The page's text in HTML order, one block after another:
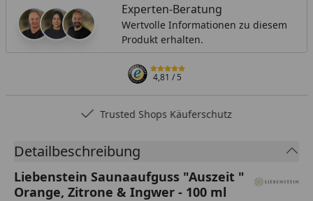
Experten-Beratung
Wertvolle Informationen zu diesem
Produkt erhalten.
4,81/ 5
Trusted Shops Käuferschutz
Detailbeschreibung
Liebenstein Saunaaufguss "Auszeit "
Orange, Zitrone & Ingwer - 100 ml